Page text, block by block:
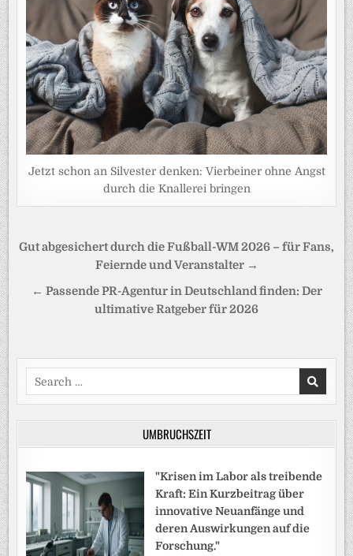
Jetzt schon an Silvester denken: Vierbeiner ohne Angst
durch die Knallerei bringen
Beitragsnavigation
Gut abgesichert durch die Fußball-WM 2026 – für Fans,
Feiernde und Veranstalter →
← Passende PR-Agentur in Deutschland finden: Der
ultimative Ratgeber für 2026
Search
for:
UMBRUCHSZEIT
"Krisen im Labor als treibende
Kraft: Ein Kurzbeitrag über
innovative Neuanfänge und
deren Auswirkungen auf die
Forschung."